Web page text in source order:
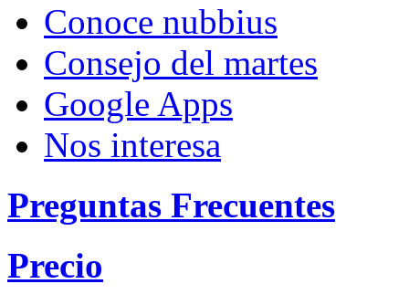
Conoce nubbius
Consejo del martes
Google Apps
Nos interesa
Preguntas Frecuentes
Precio